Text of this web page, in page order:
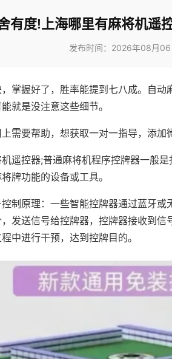
有度!上海哪里有麻将机遥
发布时间：2026年08月06
掌握好了，胜率能提到七八成。自
就是没注意这些细节。
需要帮助，想获取一对一指导，添加
遥控器;普通麻将机程序控牌器一般
牌功能的设备或工具。
制原理：一些智能控牌器通过蓝牙
发送信号给控牌器，控牌器接收到
中进行干预，达到控牌目的。